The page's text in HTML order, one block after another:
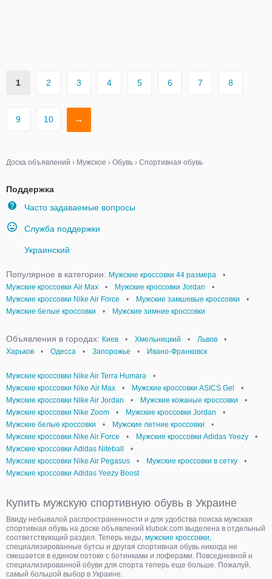
1 2 3 4 5 6 7 8
9 10 →
Доска объявлений › Мужское › Обувь › Спортивная обувь
Поддержка
Часто задаваемые вопросы
Служба поддержки
Украинский
Популярное в категории: Мужские кроссовки 44 размера
•
Мужские кроссовки Air Max
• Мужские кроссовки Jordan
•
Мужские кроссовки Nike Air Force
• Мужские замшевые кроссовки
•
Мужские белые кроссовки
• Мужские зимние кроссовки
Объявления в городах: Киев • Хмельницкий • Львов
•
Харьков
• Одесса • Запорожье • Ивано-Франковск
Мужские кроссовки Nike Air Terra Humara
•
Мужские кроссовки Nike Аir Мax
• Мужские кроссовки ASICS Gel
•
Мужские кроссовки Nike Air Jordan
• Мужские кожаные кроссовки
•
Мужские кроссовки Nike Zoom
• Мужские кроссовки Jordan
•
Мужские белые кроссовки
• Мужские летние кроссовки
•
Мужские кроссовки Nike Air Force
• Мужские кроссовки Adidas Yeezy
•
Мужские кроссовки Adidas Niteball
•
Мужские кроссовки Nike Air Pegasus
• Мужские кроссовки в сетку
•
Мужские кроссовки Adidas Yeezy Boost
Купить мужскую спортивную обувь в Украине
Ввиду небывалой распространенности и для удобства поиска мужская
спортивная обувь на доске объявлений klubok.com выделена в отдельный
соответствующий раздел. Теперь кеды, мужские кроссовки,
специализированные бутсы и другая спортивная обувь никогда не
смешается в едином потоке с ботинками и лоферами. Повседневной и
специализированной обуви для спорта теперь еще больше. Пожалуй,
самый большой выбор в Украине.